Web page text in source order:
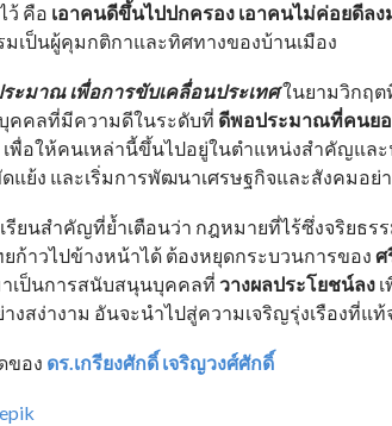
ว้ คือ เอาคนดีขึ้นไปปกครอง เอาคนไม่ค่อยดีลง
ป็นผู้คุมกติกาและทิศทางของบ้านเมือง
ะมาณ เพื่อการขับเคลื่อนประเทศในยามวิกฤ
คคลที่มีความดีในระดับที่ ดีพอประมาณที่คนย
พื่อให้คนเหล่านี้ขึ้นไปอยู่ในตำแหน่งสำคัญแล
แย้ง และเริ่มการพัฒนาเศรษฐกิจและสังคมอย่
รียนสำคัญที่ย้ำเตือนว่า กฎหมายที่ไร้ซึ่งจริยธร
ยก้าวไปข้างหน้าได้ ต้องหยุดกระบวนการของ ศ
เป็นการสนับสนุนบุคคลที่ วางผลประโยชน์ลง
งสง่างาม อันจะนำไปสู่ความเจริญรุ่งเรืองที่แท้
ของ ดร.เกรียงศักดิ์ เจริญวงศ์ศักดิ์